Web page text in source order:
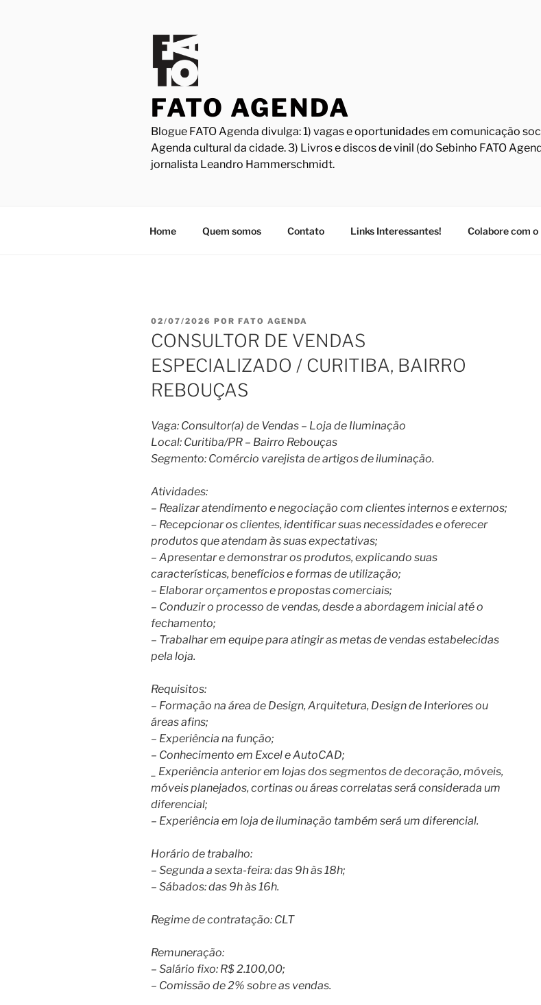
FATO AGENDA
Blogue FATO Agenda divulga: 1) vagas e oportunidades em comunicação
Agenda cultural da cidade. 3) Livros e discos de vinil (do Sebinho FATO
jornalista Leandro Hammerschmidt.
Home Quem somos Contato Links Interessantes! Colabore com o
PUBLICADO
EM
02/07/2026 POR FATO AGENDA
CONSULTOR DE VENDAS
ESPECIALIZADO / CURITIBA, BAIRRO
REBOUÇAS
Vaga: Consultor(a) de Vendas – Loja de Iluminação
Local: Curitiba/PR – Bairro Rebouças
Segmento: Comércio varejista de artigos de iluminação.
Atividades:
– Realizar atendimento e negociação com clientes internos e externos;
– Recepcionar os clientes, identificar suas necessidades e oferecer
produtos que atendam às suas expectativas;
– Apresentar e demonstrar os produtos, explicando suas
características, benefícios e formas de utilização;
– Elaborar orçamentos e propostas comerciais;
– Conduzir o processo de vendas, desde a abordagem inicial até o
fechamento;
– Trabalhar em equipe para atingir as metas de vendas estabelecidas
pela loja.
Requisitos:
– Formação na área de Design, Arquitetura, Design de Interiores ou
áreas afins;
– Experiência na função;
– Conhecimento em Excel e AutoCAD;
_ Experiência anterior em lojas dos segmentos de decoração, móveis,
móveis planejados, cortinas ou áreas correlatas será considerada um
diferencial;
– Experiência em loja de iluminação também será um diferencial.
Horário de trabalho:
– Segunda a sexta-feira: das 9h às 18h;
– Sábados: das 9h às 16h.
Regime de contratação: CLT
Remuneração:
– Salário fixo: R$ 2.100,00;
– Comissão de 2% sobre as vendas.